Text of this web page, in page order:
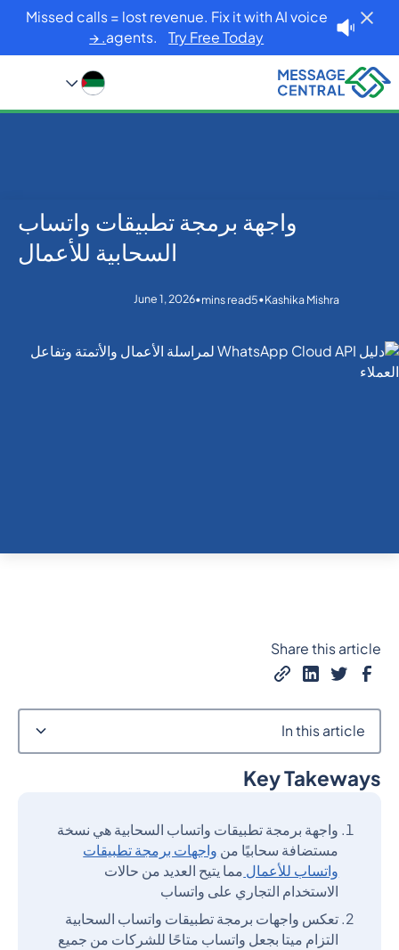
Missed calls = lost revenue. Fix it with AI voice
agents.Try Free Today. →
Blog
WhatsApp
واجهة برمجة تطبيقات واتساب السحابية للأعمال
واجهة برمجة تطبيقات واتساب
السحابية للأعمال
Kashika Mishra
•
5
mins read
•
June 1, 2026
Key Takeways
واجهة برمجة تطبيقات واتساب السحابية هي نسخة
مستضافة سحابيًا من واجهات برمجة تطبيقات
واتساب للأعمال مما يتيح العديد من حالات
الاستخدام التجاري على واتساب
تعكس واجهات برمجة تطبيقات واتساب السحابية
التزام ميتا بجعل واتساب متاحًا للشركات من جميع
Share this article
In this article
Heading 2